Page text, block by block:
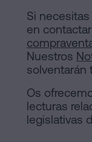
Si
en
Nuestros
solventarán
Os
lecturas
legislativas